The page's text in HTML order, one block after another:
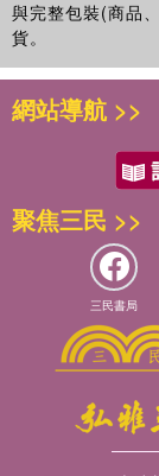
研究員。他曾經
伯倫教授（John
紅星：中國崛起
Pacific: China's
Strategy）。
馬修．克羅尼格
教授，也是大西
（Scowcroft
並且從2013年開
度課程。他的最
Great Power
休．斯特拉坎（
關係系的沃德洛
的萬靈學院擔任
戰爭史的奇希切
括《第一次世界
釋者的意見，但
啟發。
推薦序》戰略的
《當代戰略全書
Modern
Age），集結了
十五位的重要著
（原文書高達一
的寶書，畢竟和
將繁中版拆為五
種普及知識的作
「戰略」這個詞
據書中所述，是
Chapter 9 亞歷
——海軍陸戰隊戰
Chapter 10 戰略
及李斯特
鐵盧大學政治學
註釋
業革命所帶來的
大戰時，金錢幾
國家耗盡生產基
務才是軍事戰略
度，對國家的大
荷蘭和英國的金
的遠見和決心，
漢彌爾頓是來自
為擁有聰明才智
的費用，以便他
與完整包裝(商品
貨。
網站導航 >>
聚焦三民 >>
三民書局